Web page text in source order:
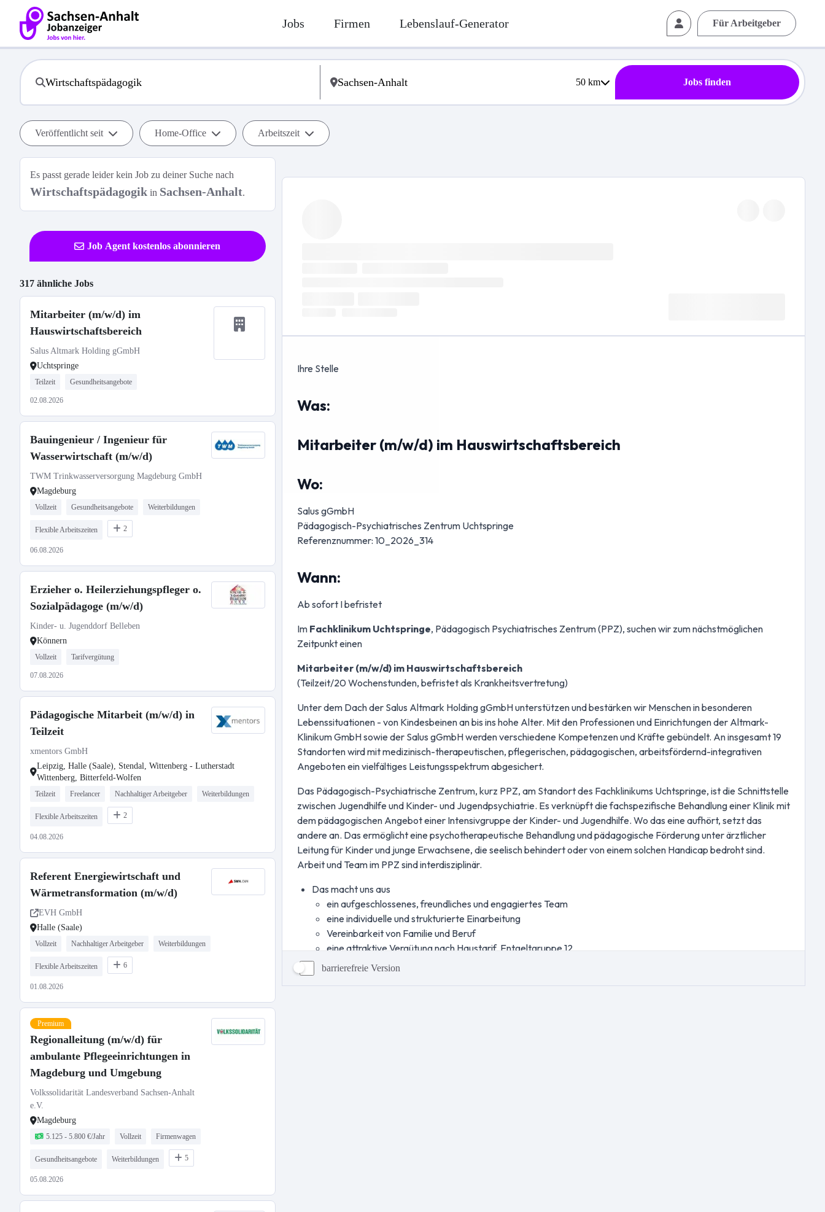
Jobs Firmen Lebenslauf-Generator Für Arbeitgeber
50km Jobs finden
Veröffentlicht seit Home-Office Arbeitszeit
Es passt gerade leider kein Job zu deiner Suche nach
Wirtschaftspädagogik in Sachsen-Anhalt.
Job Agent kostenlos abonnieren
317 ähnliche Jobs
Mitarbeiter (m/w/d) im
Hauswirtschaftsbereich
Salus Altmark Holding gGmbH
Uchtspringe
Teilzeit Gesundheitsangebote
02.08.2026
Bauingenieur / Ingenieur für
Wasserwirtschaft (m/w/d)
TWM Trinkwasserversorgung Magdeburg GmbH
Magdeburg
Vollzeit Gesundheitsangebote Weiterbildungen
Flexible Arbeitszeiten 2
06.08.2026
Erzieher o. Heilerziehungspfleger o.
Sozialpädagoge (m/w/d)
Kinder- u. Jugenddorf Belleben
Könnern
Vollzeit Tarifvergütung
07.08.2026
Pädagogische Mitarbeit (m/w/d) in
Teilzeit
xmentors GmbH
Leipzig, Halle (Saale), Stendal, Wittenberg - Lutherstadt
Wittenberg, Bitterfeld-Wolfen
Teilzeit Freelancer Nachhaltiger Arbeitgeber Weiterbildungen
Flexible Arbeitszeiten 2
04.08.2026
Referent Energiewirtschaft und
Wärmetransformation (m/w/d)
EVH GmbH
Halle (Saale)
Vollzeit Nachhaltiger Arbeitgeber Weiterbildungen
Flexible Arbeitszeiten 6
01.08.2026
Premium
Regionalleitung (m/w/d) für
ambulante Pflegeeinrichtungen in
Magdeburg und Umgebung
Volkssolidarität Landesverband Sachsen-Anhalt
e.V.
Magdeburg
5.125 - 5.800 €/Jahr Vollzeit Firmenwagen
Gesundheitsangebote Weiterbildungen 5
05.08.2026
barrierefreie Version